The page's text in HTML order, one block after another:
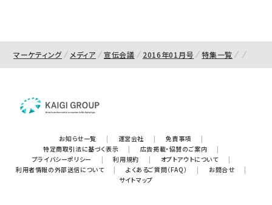
マーケティング メディア 宣伝会議 2016年01月号 特集一覧
お知らせ一覧 | 運営会社 | 免責事項
|
特定商取引法に基づく表示
| 広告掲載・協賛のご案内
|
プライバシーポリシー
| 利用規約 | オプトアウトについて
|
利用者情報の外部送信について
| よくあるご質問（FAQ） | お問合せ
|
サイトマップ